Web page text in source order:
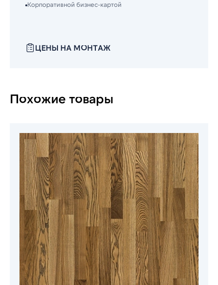
Корпоративной бизнес-картой
ЦЕНЫ НА МОНТАЖ
Похожие товары